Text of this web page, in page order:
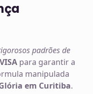
padrões de
para garantir a
manipulada
em Curitiba.